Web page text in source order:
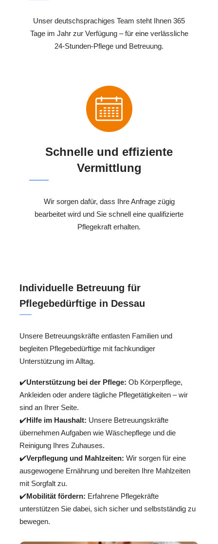
Unser deutschsprachiges Team steht Ihnen 365
Tage im Jahr zur Verfügung – für eine verlässliche
24-Stunden-Pflege und Betreuung.
Schnelle und effiziente
Vermittlung
Wir sorgen dafür, dass Ihre Anfrage zügig
bearbeitet wird und Sie schnell eine qualifizierte
Pflegekraft erhalten.
Individuelle Betreuung für
Pflegebedürftige in Dessau
Unsere Betreuungskräfte entlasten Familien und
begleiten Pflegebedürftige mit fachkundiger
Unterstützung im Alltag.
✔️Unterstützung bei der Pflege: Ob Körperpflege,
Ankleiden oder andere tägliche Pflegetätigkeiten – wir
sind an Ihrer Seite.
✔️Hilfe im Haushalt: Unsere Betreuungskräfte
übernehmen Aufgaben wie Wäschepflege und die
Reinigung Ihres Zuhauses.
✔️Verpflegung und Mahlzeiten: Wir sorgen für eine
ausgewogene Ernährung und bereiten Ihre Mahlzeiten
mit Sorgfalt zu.
✔️Mobilität fördern: Erfahrene Pflegekräfte
unterstützen Sie dabei, sich sicher und selbstständig zu
bewegen.